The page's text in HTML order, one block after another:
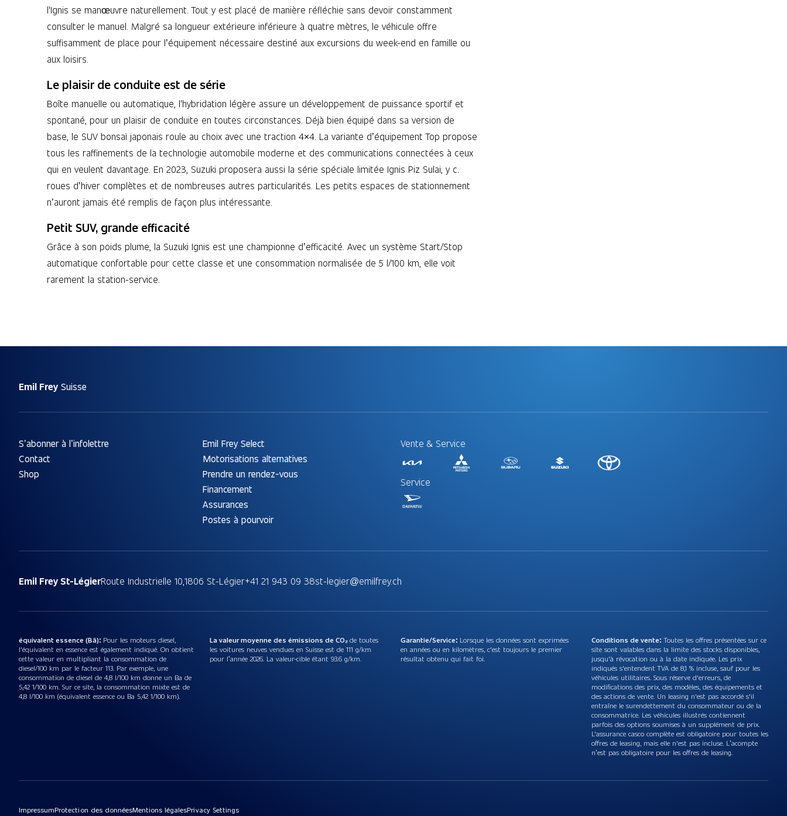
l'Ignis se manœuvre naturellement. Tout y est placé de manière réfléchie sans devoir constamment
consulter le manuel. Malgré sa longueur extérieure inférieure à quatre mètres, le véhicule offre
suffisamment de place pour l’équipement nécessaire destiné aux excursions du week-end en famille ou
aux loisirs.
Le plaisir de conduite est de série
Boîte manuelle ou automatique, l'hybridation légère assure un développement de puissance sportif et
spontané, pour un plaisir de conduite en toutes circonstances. Déjà bien équipé dans sa version de
base, le SUV bonsaï japonais roule au choix avec une traction 4×4. La variante d’équipement Top propose
tous les raffinements de la technologie automobile moderne et des communications connectées à ceux
qui en veulent davantage. En 2023, Suzuki proposera aussi la série spéciale limitée Ignis Piz Sulai, y c.
roues d’hiver complètes et de nombreuses autres particularités. Les petits espaces de stationnement
n’auront jamais été remplis de façon plus intéressante.
Petit SUV, grande efficacité
Grâce à son poids plume, la Suzuki Ignis est une championne d’efficacité. Avec un système Start/Stop
automatique confortable pour cette classe et une consommation normalisée de 5 l/100 km, elle voit
rarement la station-service.
Emil Frey Suisse
S’abonner à l’infolettre
Contact
Shop
Emil Frey Select
Motorisations alternatives
Prendre un rendez-vous
Financement
Assurances
Postes à pourvoir
Vente & Service
Service
Emil Frey St-LégierRoute Industrielle 10,1806 St-Légier+41 21 943 09 38st-legier@emilfrey.ch
équivalent essence (Bä): Pour les moteurs diesel,
l'équivalent en essence est également indiqué. On obtient
cette valeur en multipliant la consommation de
diesel/100 km par le facteur 113. Par exemple, une
consommation de diesel de 4,8 l/100 km donne un Ba de
5,42 1/100 km. Sur ce site, la consommation mixte est de
4,8 l/100 km (équivalent essence ou Ba 5,42 1/100 km).
La valeur moyenne des émissions de CO₂de toutes
les voitures neuves vendues en Suisse est de 111 g/km
pour l’année 2026. La valeur-cible étant 93.6 g/km.
Garantie/Service: Lorsque les données sont exprimées
en années ou en kilomètres, c'est toujours le premier
résultat obtenu qui fait foi.
Conditions de vente: Toutes les offres présentées sur ce
site sont valables dans la limite des stocks disponibles,
jusqu'à révocation ou à la date indiquée. Les prix
indiqués s'entendent TVA de 8,1 % incluse, sauf pour les
véhicules utilitaires. Sous réserve d'erreurs, de
modifications des prix, des modèles, des équipements et
des actions de vente. Un leasing n'est pas accordé s'il
entraîne le surendettement du consommateur ou de la
consommatrice. Les véhicules illustrés contiennent
parfois des options soumises à un supplément de prix.
L'assurance casco complète est obligatoire pour toutes les
offres de leasing, mais elle n'est pas incluse. L’acompte
n’est pas obligatoire pour les offres de leasing.
ImpressumProtection des donnéesMentions légalesPrivacy Settings